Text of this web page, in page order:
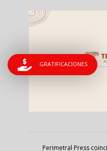
Perimetral Press
GRATIFICACIONES